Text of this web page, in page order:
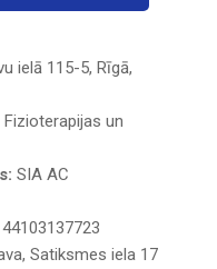
ielā 115-5, Rīgā,
Fizioterapijas un
SIA AC
44103137723
Satiksmes iela 17